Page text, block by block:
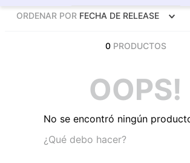
Libros
ORDENAR POR FECHA DE RELEASE
0 PRODUCTOS
OOPS!
No se encontró ningún
¿Qué debo hacer?